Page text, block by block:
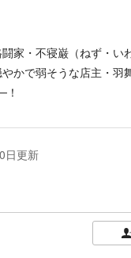
家・不寝巌（ねず・い
かで弱そうな店主・羽
日更新